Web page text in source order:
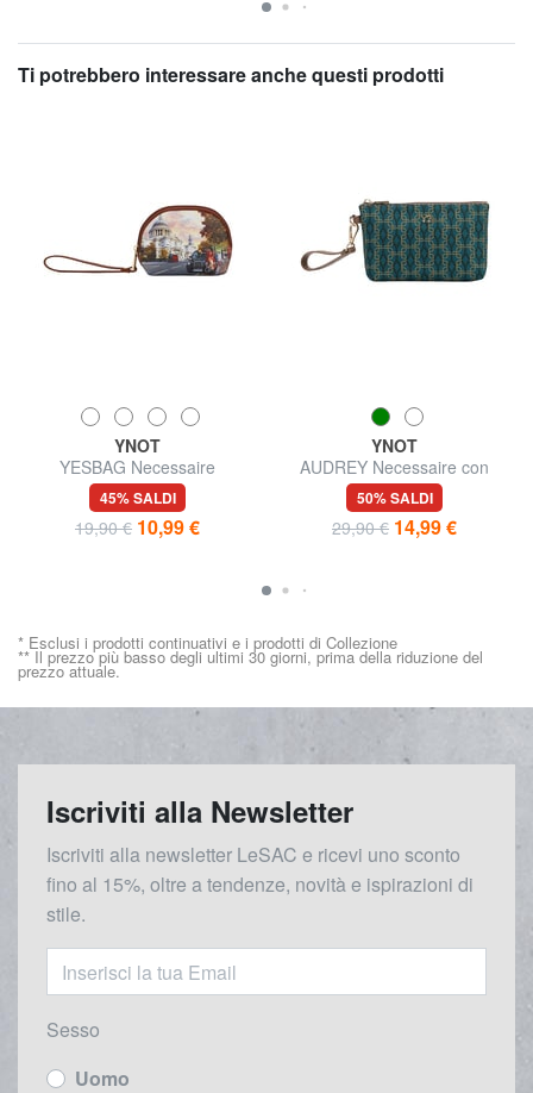
Ti potrebbero interessare anche questi prodotti
YNOT
YESBAG Necessaire
45% SALDI
19,90 € 10,99 €
YNOT
AUDREY Necessaire con
polsierina
50% SALDI
29,90 € 14,99 €
* Esclusi i prodotti continuativi e i prodotti di Collezione
** Il prezzo più basso degli ultimi 30 giorni, prima della riduzione del
prezzo attuale.
Iscriviti alla Newsletter
Iscriviti alla newsletter LeSAC e ricevi uno sconto
fino al 15%, oltre a tendenze, novità e ispirazioni di
stile.
Sesso
Uomo